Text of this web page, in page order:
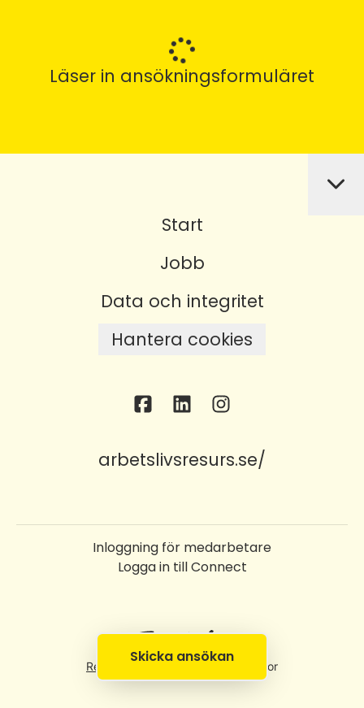
Skicka ansökan
Läser in ansökningsformuläret
Start
Jobb
Data och integritet
Hantera cookies
arbetslivsresurs.se/
Inloggning för medarbetare
Logga in till Connect
Rekryteringsverktyg från Teamtailor